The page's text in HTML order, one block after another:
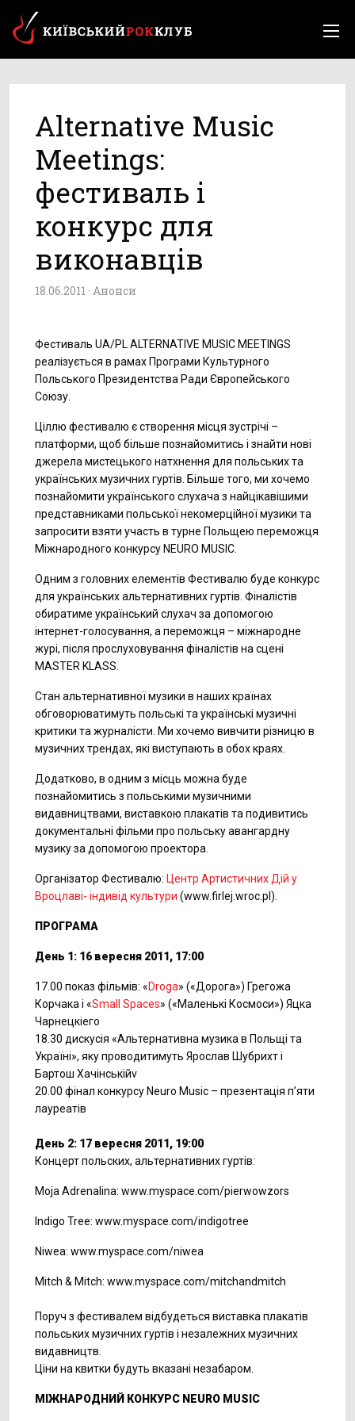
Alternative Music
Meetings:
фестиваль і
конкурс для
виконавців
18.06.2011 · Анонси
Фестиваль UA/PL ALTERNATIVE MUSIC MEETINGS
реалізується в рамах Програми Культурного
Польського Президентства Ради Європейського
Союзу.
Ціллю фестивалю є створення місця зустрічі –
платформи, щоб більше познайомитись і знайти нові
джерела мистецького натхнення для польських та
українських музичних гуртів. Більше того, ми хочемо
познайомити українського слухача з найцікавішими
представниками польської некомерційної музики та
запросити взяти участь в турне Польщею переможця
Міжнародного конкурсу NEURO MUSIC.
Одним з головних елементів Фестивалю буде конкурс
для українських альтернативних гуртів. Фіналістів
обиратиме український слухач за допомогою
інтернет-голосування, а переможця – міжнародне
журі, після прослуховування фіналістів на сцені
MASTER KLASS.
Стан альтернативної музики в наших країнах
обговорюватимуть польські та українські музичні
критики та журналісти. Ми хочемо вивчити різницю в
музичних трендах, які виступають в обох краях.
Додатково, в одним з місць можна буде
познайомитись з польськими музичними
видавництвами, виставкою плакатів та подивитись
документальні фільми про польську авангардну
музику за допомогою проектора.
Організатор Фестивалю: Центр Артистичних Дій у
Вроцлаві- індивід культури (www.firlej.wroc.pl).
ПРОГРАМА
День 1: 16 вересня 2011, 17:00
17.00 показ фільмів: «Droga» («Дорога») Грегожа
Корчака і «Small Spaces» («Маленькі Космоси») Яцка
Чарнецкіего
18.30 дискусія «Альтернативна музика в Польщі та
Україні», яку проводитимуть Ярослав Шубрихт і
Бартош Хачінськійv
20.00 фінал конкурсу Neuro Music – презентація п’яти
лауреатів
День 2: 17 вересня 2011, 19:00
Концерт польских, альтернативних гуртів:
Moja Adrenalina: www.myspace.com/pierwowzors
Indigo Tree: www.myspace.com/indigotree
Niwea: www.myspace.com/niwea
Mitch & Mitch: www.myspace.com/mitchandmitch
Поруч з фестивалем відбудеться виставка плакатів
польських музичних гуртів і незалежних музичних
видавництв.
Ціни на квитки будуть вказані незабаром.
МІЖНАРОДНИЙ КОНКУРС NEURO MUSIC